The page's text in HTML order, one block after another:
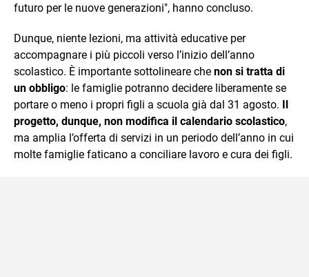
futuro per le nuove generazioni", hanno concluso.
Dunque, niente lezioni, ma attività educative per
accompagnare i più piccoli verso l’inizio dell’anno
scolastico. È importante sottolineare che non si tratta di
un obbligo: le famiglie potranno decidere liberamente se
portare o meno i propri figli a scuola già dal 31 agosto. Il
progetto, dunque, non modifica il calendario scolastico,
ma amplia l’offerta di servizi in un periodo dell’anno in cui
molte famiglie faticano a conciliare lavoro e cura dei figli.